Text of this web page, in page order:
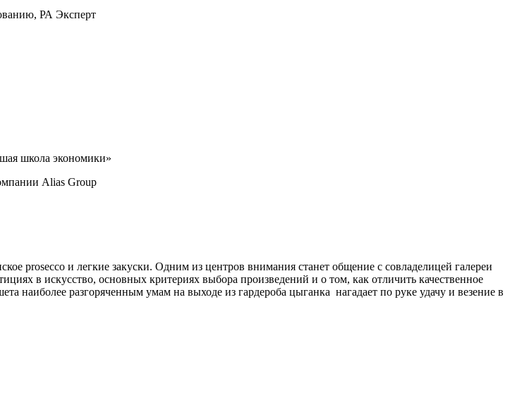
РА Эксперт
школа экономики»
Alias Group
prosecco и легкие закуски. Одним из центров внимания станет общение с совладелицей галереи
в искусство, основных критериях выбора произведений и о том, как отличить качественное
наиболее разгоряченным умам на выходе из гардероба цыганка нагадает по руке удачу и везение в